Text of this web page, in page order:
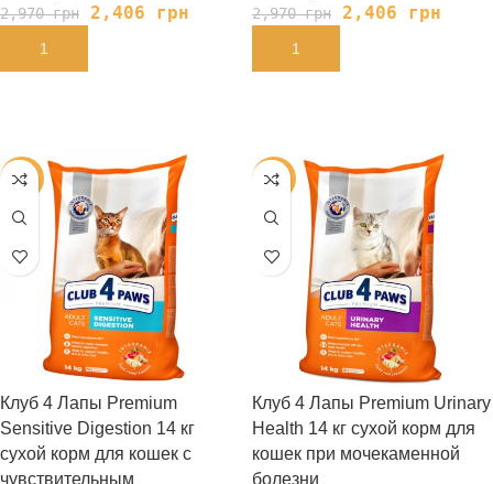
2,970грн 2,406 грн
В КОРЗИНУ
2,970грн 2,406 грн
В КОРЗИНУ
-19%
Клуб 4 Лапы Premium
Sensitive Digestion 14 кг
сухой корм для кошек с
чувствительным
-19%
Клуб 4 Лапы Premium Urinary
Health 14 кг сухой корм для
кошек при мочекаменной
болезни